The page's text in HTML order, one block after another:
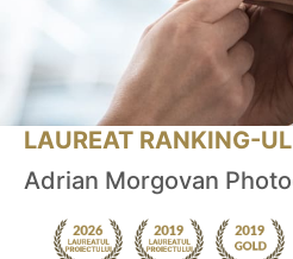
LAUREAT RANKING-
Adrian Morgovan